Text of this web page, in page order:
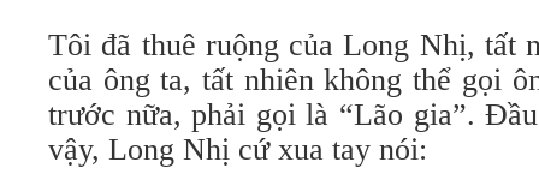
Tôi đã thuê ruộng của Long Nhị, tất
của ông ta, tất nhiên không thể gọi
trước nữa, phải gọi là “Lão gia”.
vậy, Long Nhị cứ xua tay nói: